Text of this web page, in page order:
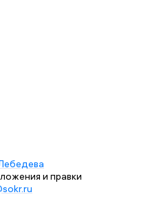
и правки